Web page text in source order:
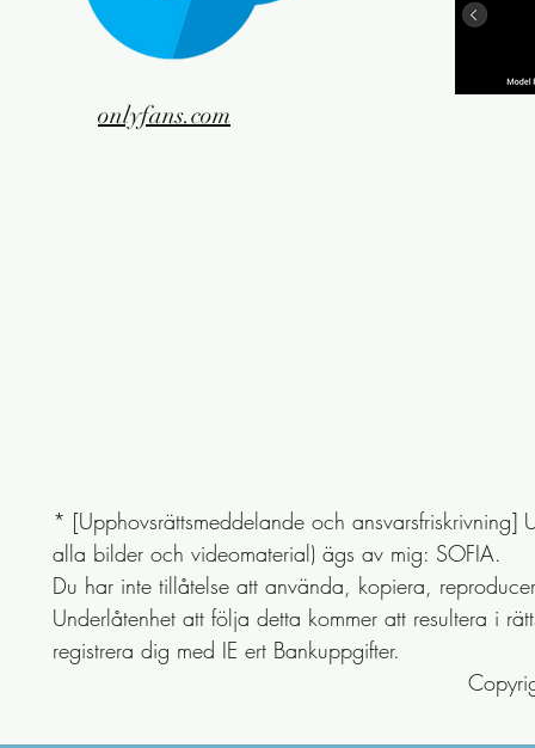
onlyfans.com
* [Upphovsrättsmeddelande och ansvarsfriskrivning]
alla bilder och videomaterial) ägs av mig: SOFIA.
Du har inte tillåtelse att använda, kopiera,
Underlåtenhet att följa detta kommer att resultera i
registrera dig med IE ert Bankuppgifter.